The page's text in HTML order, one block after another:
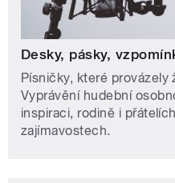
Desky, pásky,
Písničky, které
Vyprávění hudební
inspiraci, rodině i
zajímavostech.